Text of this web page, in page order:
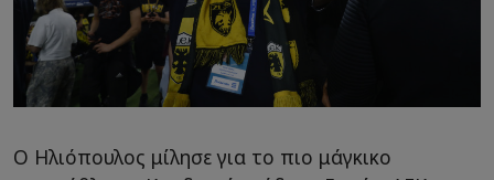
Ο Ηλιόπουλος μίλησε για το πιο μάγκικο